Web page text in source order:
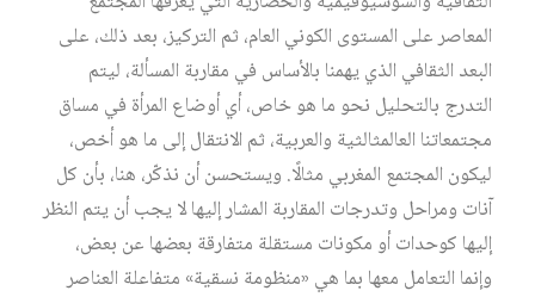
المعاصر على المستوى الكوني العام، ثم التركيز، بعد ذلك، على
البعد الثقافي الذي يهمنا بالأساس في مقاربة المسألة، ليتم
التدرج بالتحليل نحو ما هو خاص، أي أوضاع المرأة في مساق
مجتمعاتنا العالمثالثية والعربية، ثم الانتقال إلى ما هو أخص،
ليكون المجتمع المغربي مثالًا. ويستحسن أن نذكّر، هنا، بأن كل
آنات ومراحل وتدرجات المقاربة المشار إليها لا يجب أن يتم النظر
إليها كوحدات أو مكونات مستقلة متفارقة بعضها عن بعض،
وإنما التعامل معها بما هي «منظومة نسقية» متفاعلة العناصر